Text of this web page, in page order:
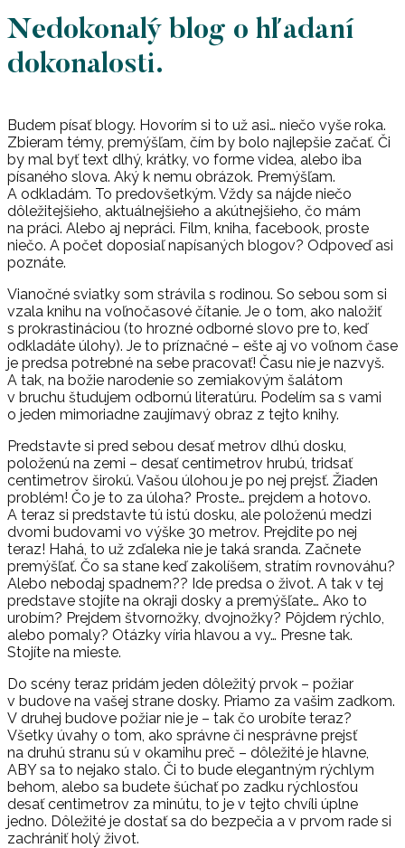
Nedokonalý blog o hľadaní
dokonalosti.
Budem písať blogy. Hovorím si to už asi… niečo vyše roka.
Zbieram témy, premýšľam, čím by bolo najlepšie začať. Či
by mal byť text dlhý, krátky, vo forme videa, alebo iba
písaného slova. Aký k nemu obrázok. Premýšľam.
A odkladám. To predovšetkým. Vždy sa nájde niečo
dôležitejšieho, aktuálnejšieho a akútnejšieho, čo mám
na práci. Alebo aj nepráci. Film, kniha, facebook, proste
niečo. A počet doposiaľ napísaných blogov? Odpoveď asi
poznáte.
Vianočné sviatky som strávila s rodinou. So sebou som si
vzala knihu na voľnočasové čítanie. Je o tom, ako naložiť
s prokrastináciou (to hrozné odborné slovo pre to, keď
odkladáte úlohy). Je to príznačné – ešte aj vo voľnom čase
je predsa potrebné na sebe pracovať! Času nie je nazvyš.
A tak, na božie narodenie so zemiakovým šalátom
v bruchu študujem odbornú literatúru. Podelím sa s vami
o jeden mimoriadne zaujímavý obraz z tejto knihy.
Predstavte si pred sebou desať metrov dlhú dosku,
položenú na zemi – desať centimetrov hrubú, tridsať
centimetrov širokú. Vašou úlohou je po nej prejsť. Žiaden
problém! Čo je to za úloha? Proste… prejdem a hotovo.
A teraz si predstavte tú istú dosku, ale položenú medzi
dvomi budovami vo výške 30 metrov. Prejdite po nej
teraz! Hahá, to už zďaleka nie je taká sranda. Začnete
premýšľať. Čo sa stane keď zakolíšem, stratím rovnováhu?
Alebo nebodaj spadnem?? Ide predsa o život. A tak v tej
predstave stojíte na okraji dosky a premýšľate… Ako to
urobím? Prejdem štvornožky, dvojnožky? Pôjdem rýchlo,
alebo pomaly? Otázky víria hlavou a vy… Presne tak.
Stojíte na mieste.
Do scény teraz pridám jeden dôležitý prvok – požiar
v budove na vašej strane dosky. Priamo za vašim zadkom.
V druhej budove požiar nie je – tak čo urobíte teraz?
Všetky úvahy o tom, ako správne či nesprávne prejsť
na druhú stranu sú v okamihu preč – dôležité je hlavne,
ABY sa to nejako stalo. Či to bude elegantným rýchlym
behom, alebo sa budete šúchať po zadku rýchlosťou
desať centimetrov za minútu, to je v tejto chvíli úplne
jedno. Dôležité je dostať sa do bezpečia a v prvom rade si
zachrániť holý život.